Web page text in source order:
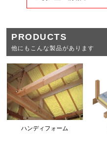
PRODUCTS
他にもこんな製品があります
ハンディフォーム